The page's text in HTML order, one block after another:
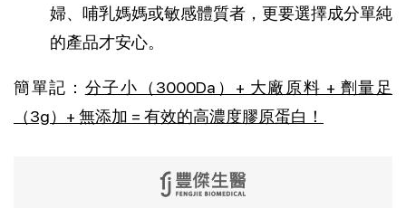
婦、哺乳媽媽或敏感體質者，更要選擇成分單純
的產品才安心。
簡單記： 分子小（3000Da）+ 大廠原料 + 劑量足
（3g）+ 無添加 = 有效的高濃度膠原蛋白！